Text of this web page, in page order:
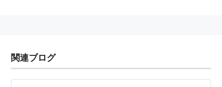
関連ブログ